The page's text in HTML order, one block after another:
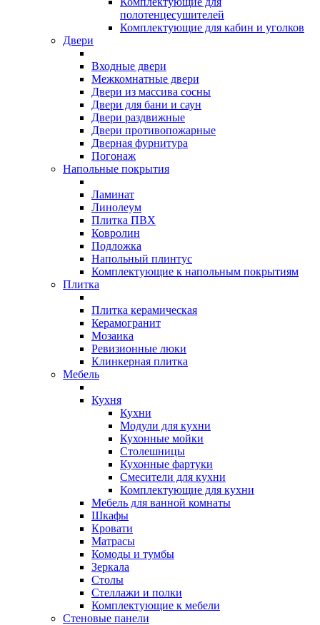
полотенцесушителей
Комплектующие для кабин и уголков
Двери
Входные двери
Межкомнатные двери
Двери из массива сосны
Двери для бани и саун
Двери раздвижные
Двери противопожарные
Дверная фурнитура
Погонаж
Напольные покрытия
Ламинат
Линолеум
Плитка ПВХ
Ковролин
Подложка
Напольный плинтус
Комплектующие к напольным покрытиям
Плитка
Плитка керамическая
Керамогранит
Мозаика
Ревизионные люки
Клинкерная плитка
Мебель
Кухня
Кухни
Модули для кухни
Кухонные мойки
Столешницы
Кухонные фартуки
Смесители для кухни
Комплектующие для кухни
Мебель для ванной комнаты
Шкафы
Кровати
Матрасы
Комоды и тумбы
Зеркала
Столы
Стеллажи и полки
Комплектующие к мебели
Стеновые панели